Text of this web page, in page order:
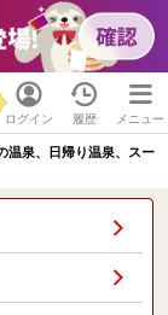
ログイン 履歴 メニュー
温泉、日帰り温泉、スー